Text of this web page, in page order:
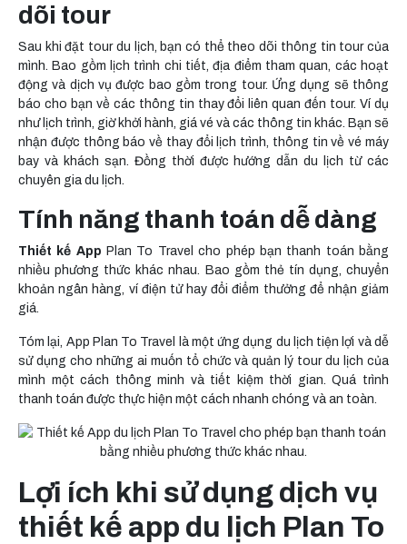
dõi tour
Sau khi đặt tour du lịch, bạn có thể theo dõi thông tin tour của
mình. Bao gồm lịch trình chi tiết, địa điểm tham quan, các hoạt
động và dịch vụ được bao gồm trong tour. Ứng dụng sẽ thông
báo cho bạn về các thông tin thay đổi liên quan đến tour. Ví dụ
như lịch trình, giờ khởi hành, giá vé và các thông tin khác. Bạn sẽ
nhận được thông báo về thay đổi lịch trình, thông tin về vé máy
bay và khách sạn. Đồng thời được hướng dẫn du lịch từ các
chuyên gia du lịch.
Tính năng thanh toán dễ dàng
Thiết kế App Plan To Travel cho phép bạn thanh toán bằng
nhiều phương thức khác nhau. Bao gồm thẻ tín dụng, chuyển
khoản ngân hàng, ví điện tử hay đổi điểm thưởng để nhận giảm
giá.
Tóm lại, App Plan To Travel là một ứng dụng du lịch tiện lợi và dễ
sử dụng cho những ai muốn tổ chức và quản lý tour du lịch của
mình một cách thông minh và tiết kiệm thời gian. Quá trình
thanh toán được thực hiện một cách nhanh chóng và an toàn.
Lợi ích khi sử dụng dịch vụ
thiết kế app du lịch Plan To